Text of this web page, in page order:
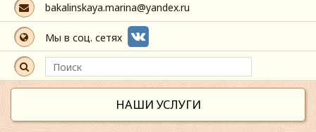
bakalinskaya.marina@yandex.ru
Мы в соц. сетях
НАШИ УСЛУГИ